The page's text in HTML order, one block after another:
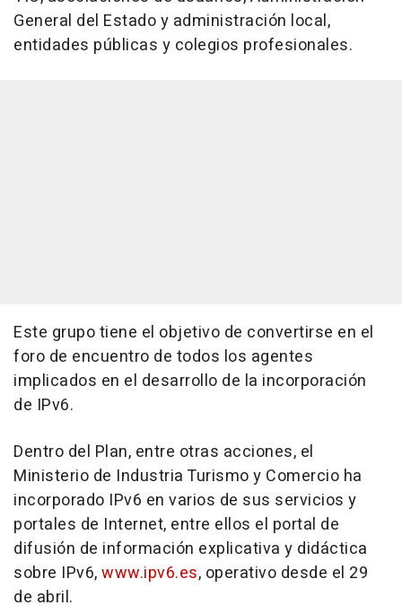
General del Estado y administración local,
entidades públicas y colegios profesionales.
Este grupo tiene el objetivo de convertirse en el
foro de encuentro de todos los agentes
implicados en el desarrollo de la incorporación
de IPv6.
Dentro del Plan, entre otras acciones, el
Ministerio de Industria Turismo y Comercio ha
incorporado IPv6 en varios de sus servicios y
portales de Internet, entre ellos el portal de
difusión de información explicativa y didáctica
sobre IPv6,www.ipv6.es, operativo desde el 29
de abril.